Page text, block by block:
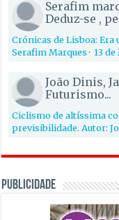
Serafim
Deduz-se ,
Crónicas de Lisboa:
Serafim Marques·13 de
João Dinis,
Futurismo...
Ciclismo de altíssima
previsibilidade. Autor:
PUBLICIDADE